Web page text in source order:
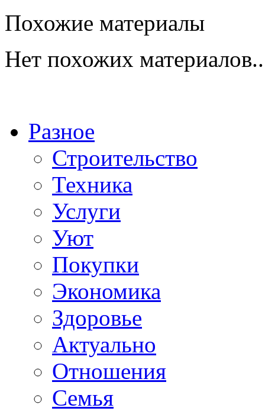
Похожие материалы
Нет похожих
Разное
Строительство
Техника
Услуги
Уют
Покупки
Экономика
Здоровье
Актуально
Отношения
Семья